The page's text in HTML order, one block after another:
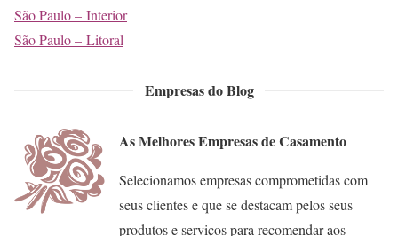
São Paulo – Interior
São Paulo – Litoral
Empresas do Blog
As Melhores Empresas de Casamento
Selecionamos empresas comprometidas com
seus clientes e que se destacam pelos seus
produtos e serviços para recomendar aos